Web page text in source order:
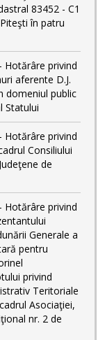
83452 - C1
în patru
Hotărâre privind
aferente D.J.
domeniul public
Statului
Hotărâre privind
Consiliului
de
Hotărâre privind
Generale a
pentru
privind
Teritoriale
Asociaţiei,
nr. 2 de